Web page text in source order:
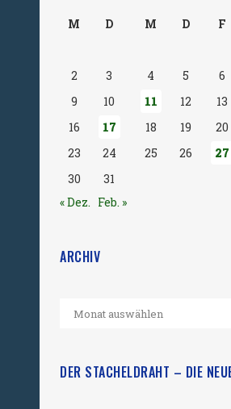
M D M D F
2
3 4 5 6
9
10 11 12 13
16
17 18 19 20
23
24 25 26 27
30
31
« Dez. Feb. »
ARCHIV
DER STACHELDRAHT – DIE